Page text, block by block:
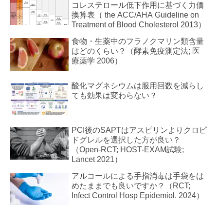
コレステロール低下作用に基づく力価
換算表（ the ACC/AHA Guideline on
Treatment of Blood Cholesterol 2013）
食物・生薬中のフラノクマリン類含量
はどのくらい？（酵素免疫測定法; 医
療薬学 2006）
酸化マグネシウムは服用回数を減らし
ても効果は変わらない？
PCI後のSAPTはアスピリンよりクロピ
ドグレルを選択した方が良い？
（Open-RCT; HOST-EXAM試験;
Lancet 2021）
アルコールによる手指消毒は手袋をは
めたままでも良いですか？（RCT;
Infect Control Hosp Epidemiol. 2024）